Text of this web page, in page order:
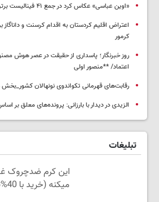
«اوین عباسی» عکاس کرد در جمع ۴۱ فینالیست برتر مسابقه جهانی LensCulture
اعتراض اقلیم کردستان به اقدام کرسنت و داناگاز
کرمور
روز خبرنگار؛ پاسداری از حقیقت در عصر هوش
اعتماد/ **منصور اولی
رقابت‌های قهرمانی تکواندوی نونهالان
الزیدی در دیدار با بارزانی: پرونده‌های معلق
تبلیغات
این کرم ضدچروک
میکنه (خرید با 40%تخفیف)